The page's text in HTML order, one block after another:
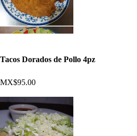
Tacos Dorados de Pollo 4pz
MX$95.00